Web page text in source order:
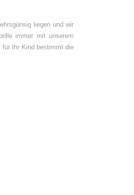
liegen und wir
immer mit unserem
für Ihr Kind bestimmt die